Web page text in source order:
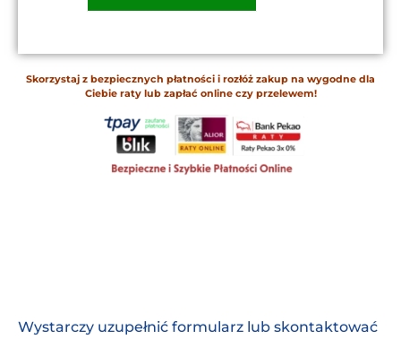
Skorzystaj z bezpiecznych płatności i rozłóż zakup na wygodne dla
Ciebie raty lub zapłać online czy przelewem!
Wystarczy uzupełnić formularz lub skontaktować